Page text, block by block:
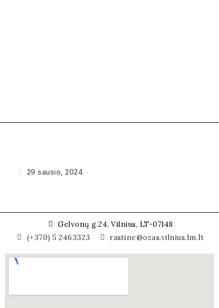
29 sausio, 2024
Gelvonų g.24, Vilnius, LT-07148
(+370) 5 2463323
rastine@ozas.vilnius.lm.lt